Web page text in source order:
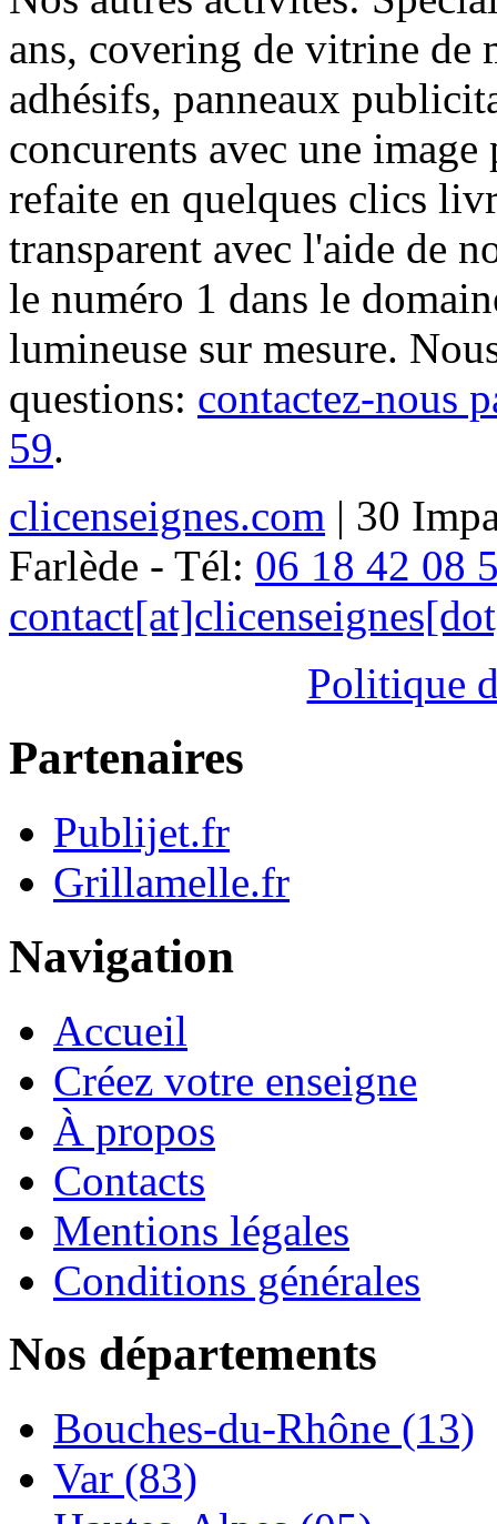
ans, covering de vitrine de
adhésifs, panneaux
concurents avec une
refaite en quelques clics
transparent avec l'aide de
le numéro 1 dans le
lumineuse sur mesure.
questions: contactez-nous
59.
clicenseignes.com | 30
Farlède - Tél: 06 18 42 08
Politique
Partenaires
Publijet.fr
Grillamelle.fr
Navigation
Accueil
Créez votre enseigne
À propos
Contacts
Mentions légales
Conditions générales
Nos départements
Bouches-du-Rhône (13)
Var (83)